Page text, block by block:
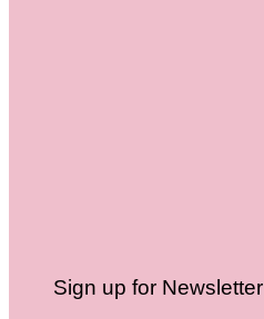
Sign up for Newsletter